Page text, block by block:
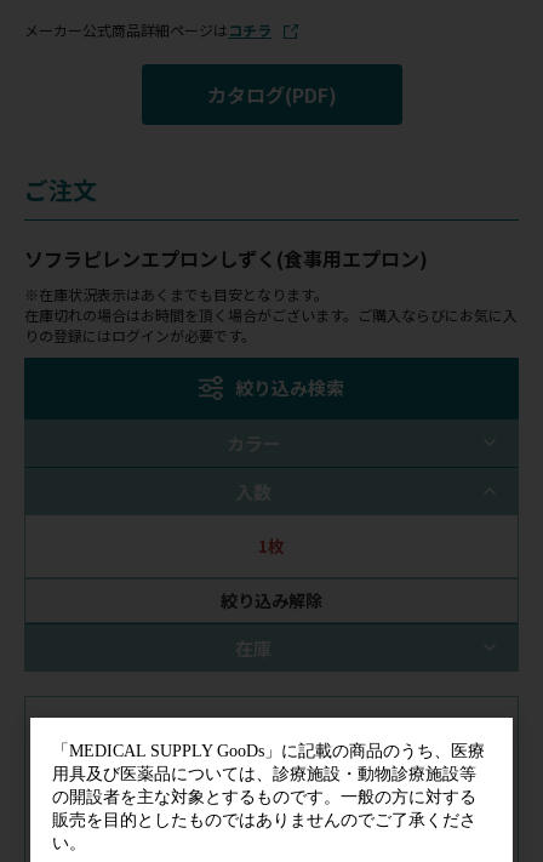
メーカー公式商品詳細ページはコチラ
カタログ(PDF)
ご注文
ソフラピレンエプロンしずく(食事用エプロン)
※在庫状況表示はあくまでも目安となります。
在庫切れの場合はお時間を頂く場合がございます。ご購入ならびにお気に入
りの登録にはログインが必要です。
絞り込み検索
カラー
絞り込み解除
1枚
入数
在庫
注文コード（メーカー品番）
013-303（102240）
税抜価格 会員特価